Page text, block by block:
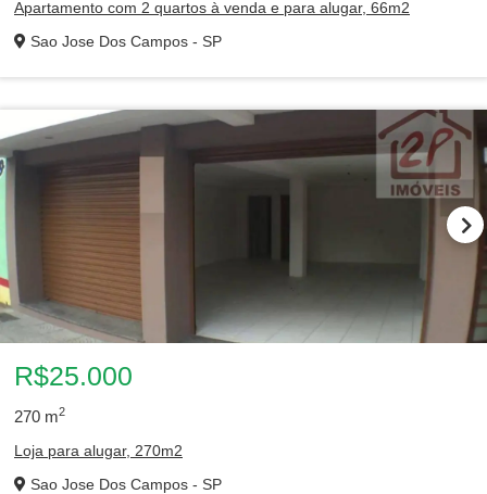
Apartamento com 2 quartos à venda e para alugar, 66m2
Sao Jose Dos Campos - SP
R$25.000
270 m2
Loja para alugar, 270m2
Sao Jose Dos Campos - SP